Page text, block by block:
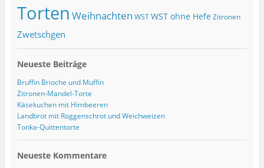
Torten Weihnachten WST WST ohne Hefe Zitronen
Zwetschgen
Neueste Beiträge
Bruffin Brioche und Muffin
Zitronen-Mandel-Torte
Käsekuchen mit Himbeeren
Landbrot mit Roggenschrot und Weichweizen
Tonka-Quittentorte
Neueste Kommentare